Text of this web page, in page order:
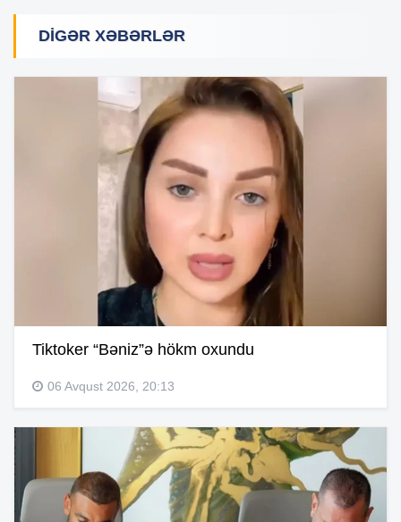
DIGƏR XƏBƏRLƏR
Tiktoker “Bəniz”ə hökm oxundu
06 Avqust 2026, 20:13